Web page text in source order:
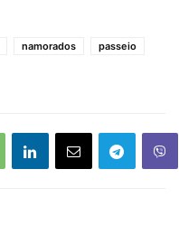
namorados
passeio